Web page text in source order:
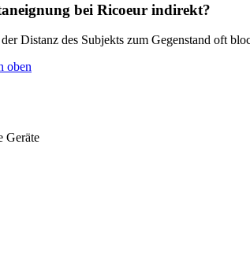
bei Ricoeur indirekt?
Distanz des Subjekts zum Gegenstand oft
oben
Geräte